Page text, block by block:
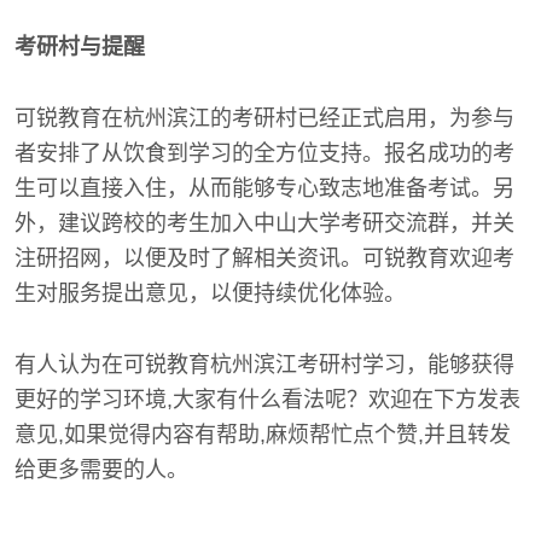
考研村与提醒
可锐教育在杭州滨江的考研村已经正式启用，为参与
者安排了从饮食到学习的全方位支持。报名成功的考
生可以直接入住，从而能够专心致志地准备考试。另
外，建议跨校的考生加入中山大学考研交流群，并关
注研招网，以便及时了解相关资讯。可锐教育欢迎考
生对服务提出意见，以便持续优化体验。
有人认为在可锐教育杭州滨江考研村学习，能够获得
更好的学习环境,大家有什么看法呢？欢迎在下方发表
意见,如果觉得内容有帮助,麻烦帮忙点个赞,并且转发
给更多需要的人。